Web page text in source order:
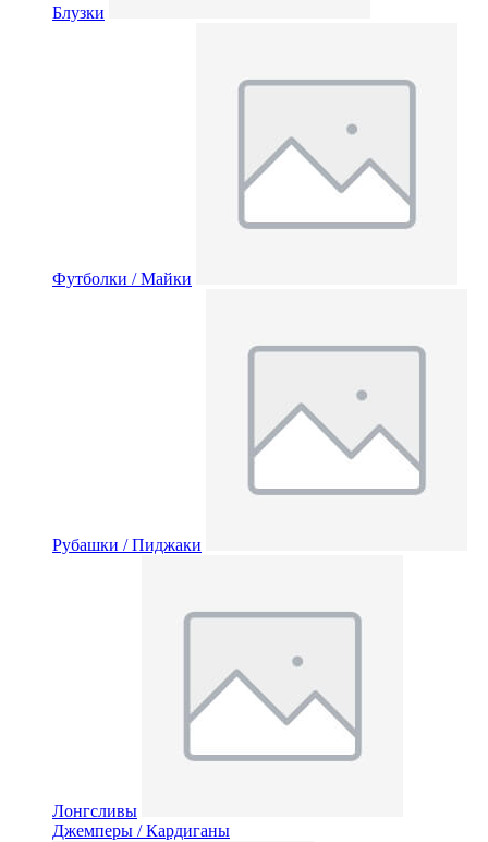
Блузки
Футболки / Майки
Рубашки / Пиджаки
Лонгсливы
Джемперы / Кардиганы